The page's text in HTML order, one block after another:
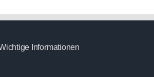
Informationen